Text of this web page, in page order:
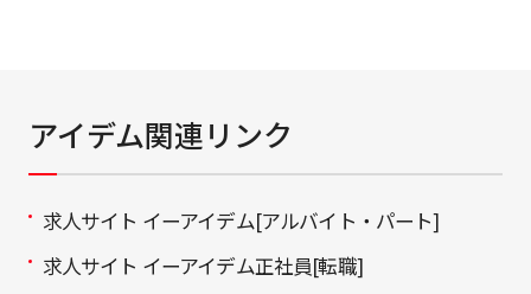
アイデム関連リンク
求人サイト イーアイデム[アルバイト・パート]
求人サイト イーアイデム正社員[転職]